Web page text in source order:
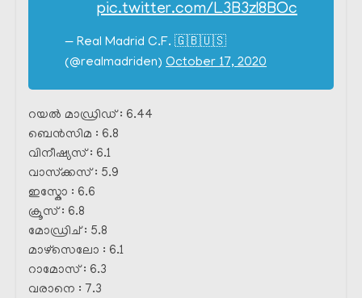
pic.twitter.com/L3B3zI8BOc
— Real Madrid C.F. 🇬🇧🇺🇸
(@realmadriden) October 17, 2020
റയൽ മാഡ്രിഡ്‌ : 6.44
ബെൻസിമ : 6.8
വിനീഷ്യസ് : 6.1
വാസ്‌ക്കസ് : 5.9
ഇസ്കോ : 6.6
ക്രൂസ് : 6.8
മോഡ്രിച് : 5.8
മാഴ്‌സെലോ : 6.1
റാമോസ് : 6.3
വരാനെ : 7.3